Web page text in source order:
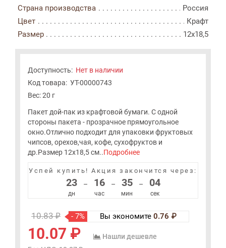
Страна производства
Россия
Цвет
Крафт
Размер
12x18,5
Доступность: Нет в наличии
Код товара: УТ-00000743
Вес: 20 г
Пакет дой-пак из крафтовой бумаги. С одной
стороны пакета - прозрачное прямоугольное
окно.Отлично подходит для упаковки фруктовых
чипсов, орехов,чая, кофе, сухофруктов и
др.Размер 12х18,5 см..Подробнее
Успей купить!Акция закончится через:
23
дн
– 16
час
– 35
мин
– 04
сек
10.83 ₽ - 7% Вы экономите 0.76 ₽
10.07 ₽
Нашли дешевле